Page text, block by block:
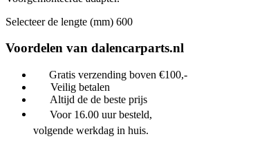
Selecteer de lengte (mm) 600
Voordelen van dalencarparts.nl
Gratis verzending boven €100,-
Veilig betalen
Altijd de de beste prijs
Voor 16.00 uur besteld,
volgende werkdag in huis.